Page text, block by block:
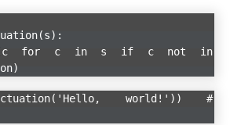
for c in s if c not in
world!')) #